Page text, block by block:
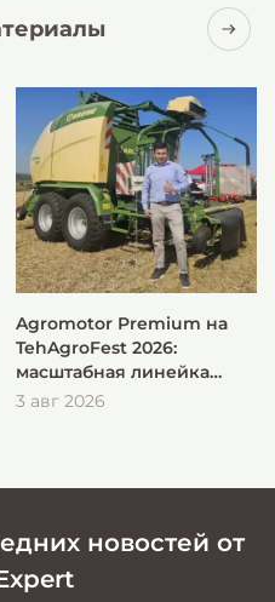
Agromotor Premium на
TehAgroFest 2026:
масштабная линейка
KRONE для быстрой и
3 авг 2026
новостей от